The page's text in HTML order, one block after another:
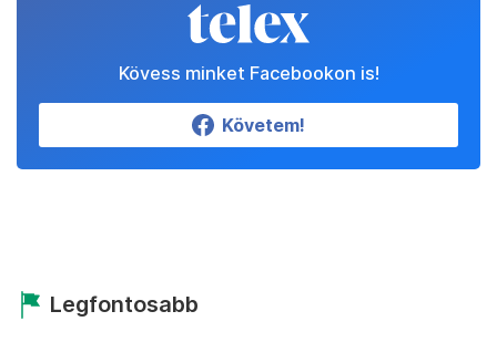
Kövess minket Facebookon is!
Követem!
Legfontosabb